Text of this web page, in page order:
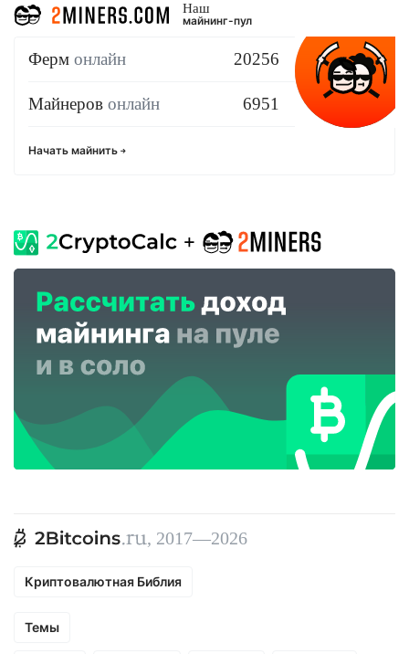
Наш
майнинг-пул
Ферм онлайн 20256
Майнеров онлайн 6951
Начать майнить
, 2017—2026
Криптовалютная Библия
Темы